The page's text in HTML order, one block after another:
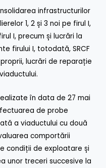
infrastructurilor
1, 2 și 3 noi pe firul I,
I, precum și lucrări la
firului I, totodată, SRCF
lucrări de reparație
în data de 27 mai
de probe
a viaductului cu două
comportării
condiții de exploatare și
unor treceri succesive la